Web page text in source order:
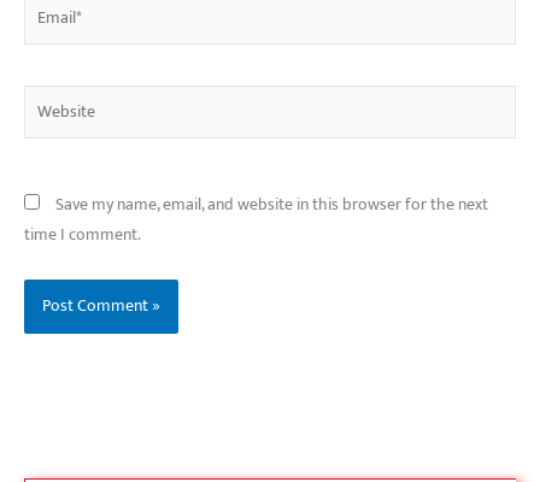
Website
Save my name, email, and website in this browser for the next
time I comment.